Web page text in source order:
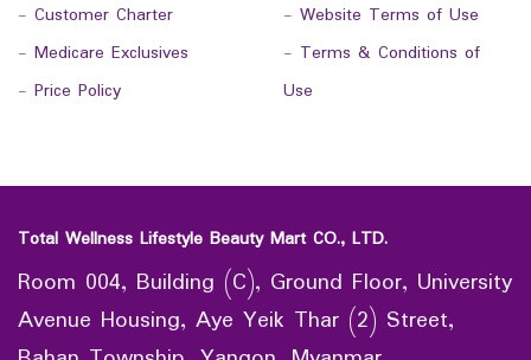
- Customer Charter
- Medicare Exclusives
- Price Policy
- Website Terms of Use
- Terms & Conditions of
Use
Total Wellness Lifestyle Beauty Mart CO., LTD.
Room 004, Building (C), Ground Floor, University
Avenue Housing, Aye Yeik Thar (2) Street,